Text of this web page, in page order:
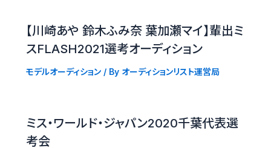
【川崎あや 鈴木ふみ奈 葉加瀬マイ】輩出ミ
スFLASH2021選考オーディション
モデルオーディション/ By オーディションリスト運営局
ミス・ワールド・ジャパン2020千葉代表選
考会